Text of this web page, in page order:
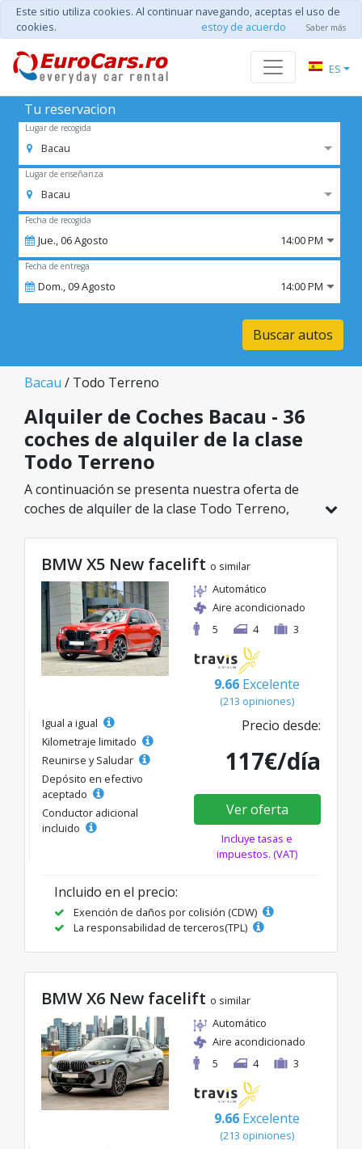
Este sitio utiliza cookies. Al continuar navegando, aceptas el uso de
cookies.
estoy de acuerdo Saber más
ES
Tu reservacion
Lugar de recogida
Bacau
Lugar de enseñanza
Bacau
Fecha de recogida
Jue.,06Agosto 14:00 PM
Fecha de entrega
Dom.,09Agosto 14:00 PM
Buscar autos
Bacau / Todo Terreno
Alquiler de Coches Bacau - 36
coches de alquiler de la clase
Todo Terreno
A continuación se presenta nuestra oferta de
coches de alquiler de la clase Todo Terreno,
de la categoría seleccionada, con tarifas
excelentes desde solo 27€/día.
BMW X5 New facelift o similar
Automático
Aire acondicionado
5
4 3
9.66 Excelente
(213 opiniones)
Igual a igual
Kilometraje limitado
Reunirse y Saludar
Depósito en efectivo
aceptado
Conductor adicional
incluido
Precio desde:
117€/día
Ver oferta
Incluye tasas e
impuestos. (VAT)
Incluido en el precio:
Exención de daños por colisión (CDW)
La responsabilidad de terceros(TPL)
BMW X6 New facelift o similar
Automático
Aire acondicionado
5
4 3
9.66 Excelente
(213 opiniones)